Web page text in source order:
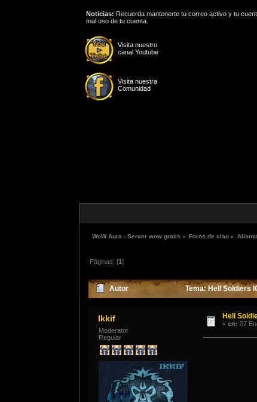
Visita nuestro
canal Youtube
Visita nuestra
Comunidad
Noticias: Recuerda mantenerte tu correo activo y tu
mal uso de tu cuenta.
WoW Aura - Server wow gratis » Foros de clan »
Páginas: [1]
Autor Tema: Hell Soldiers
Ikkif
Moderator
Regular
Hell
« en: 07